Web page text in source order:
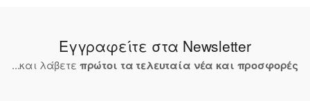
Εγγραφείτε στα Newsletter
...και λάβετε πρώτοι τα τελευταία νέα και προσφορές